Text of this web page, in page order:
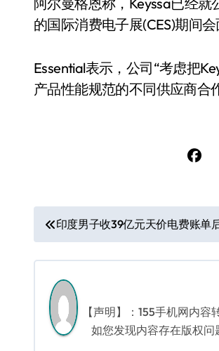
的国际消费电子展(CES)期间
Essential表示，公司“考虑把
产品性能规范的不同供应商合作
文
章
导
航
印度男子收39亿元天价电费账单
【声明】：155手机网内
如您发现内容存在版权问